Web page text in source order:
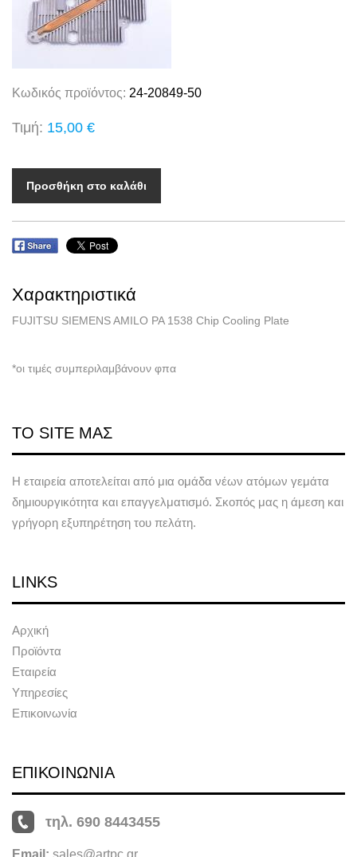
Κωδικός προϊόντος: 24-20849-50
Τιμή: 15,00 €
Προσθήκη στο καλάθι
Χαρακτηριστικά
FUJITSU SIEMENS AMILO PA 1538 Chip Cooling Plate
*οι τιμές συμπεριλαμβάνουν φπα
ΤΟ SITE ΜΑΣ
Η εταιρεία αποτελείται από μια ομάδα νέων ατόμων γεμάτα
δημιουργικότητα και επαγγελματισμό. Σκοπός μας η άμεση και
γρήγορη εξυπηρέτηση του πελάτη.
LINKS
Αρχική
Προϊόντα
Εταιρεία
Υπηρεσίες
Επικοινωνία
ΕΠΙΚΟΙΝΩΝΙΑ
τηλ. 690 8443455
Email: sales@artpc.gr